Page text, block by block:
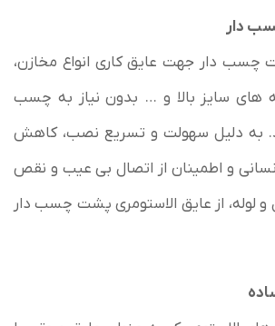
دار
چسب­ دار جهت عایق­ کاری انواع مخازن،
­های سایز بالا و … بدون نیاز به چسب
به دلیل سهولت و تسریع نصب، کاهش
و اطمینان از اتصال بی­ عیب و نقص
لوله، از عایق­ الاستومری پشت چسب­ دار